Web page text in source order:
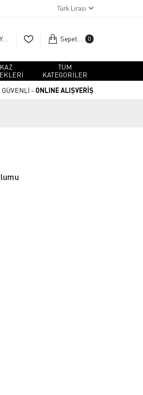
Türk Lirası
Giriş Yap Sepetim 0
TÜM
KATEGORİLER
GÜVENLİ - ONLINE ALIŞVERİŞ